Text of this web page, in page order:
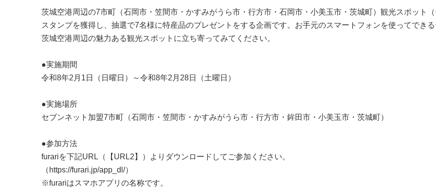
茨城空港周辺の7市町（石岡市・笠間市・かすみがうら市・行方市・石岡市・小美玉市・茨城町）観光スポット
スタンプを獲得し、抽選で7名様に特産品のプレゼントをする企画です。お手元のスマートフォンを使ってでき
茨城空港周辺の魅力ある観光スポットに立ち寄ってみてください。
●実施期間
令和8年2月1日（日曜日）～令和8年2月28日（土曜日）
●実施場所
セブンネット加盟7市町（石岡市・笠間市・かすみがうら市・行方市・鉾田市・小美玉市・茨城町）
●参加方法
furariを下記URL（【URL2】）よりダウンロードしてご参加ください。
（https://furari.jp/app_dl/）
※furariはスマホアプリの名称です。